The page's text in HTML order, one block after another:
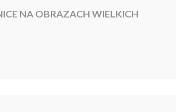
NA OBRAZACH WIELKICH